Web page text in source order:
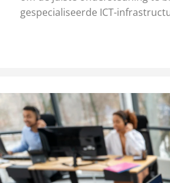
gespecialiseerde ICT-